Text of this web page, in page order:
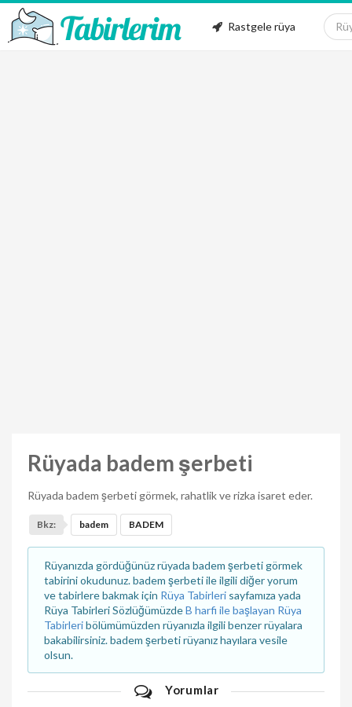
Rastgele rüya
Rüyada badem şerbeti
Rüyada badem şerbeti görmek, rahatlik ve rizka isaret eder.
Bkz: badem BADEM
Rüyanızda gördüğünüz rüyada badem şerbeti görmek
tabirini okudunuz. badem şerbeti ile ilgili diğer yorum
ve tabirlere bakmak için Rüya Tabirleri sayfamıza yada
Rüya Tabirleri SözlüğümüzdeB harfi ile başlayan Rüya
Tabirleribölümümüzden rüyanızla ilgili benzer rüyalara
bakabilirsiniz. badem şerbeti rüyanız hayılara vesile
olsun.
Yorumlar